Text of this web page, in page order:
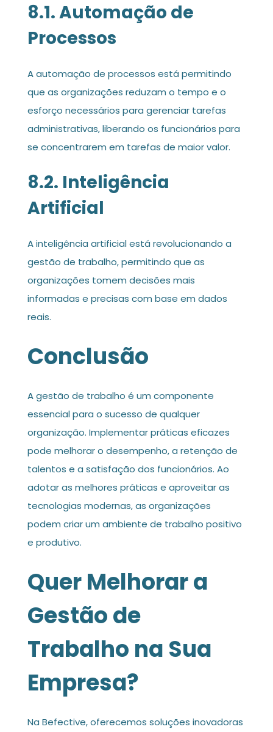
8.1. Automação de
Processos
A automação de processos está permitindo
que as organizações reduzam o tempo e o
esforço necessários para gerenciar tarefas
administrativas, liberando os funcionários para
se concentrarem em tarefas de maior valor.
8.2. Inteligência
Artificial
A inteligência artificial está revolucionando a
gestão de trabalho, permitindo que as
organizações tomem decisões mais
informadas e precisas com base em dados
reais.
Conclusão
A gestão de trabalho é um componente
essencial para o sucesso de qualquer
organização. Implementar práticas eficazes
pode melhorar o desempenho, a retenção de
talentos e a satisfação dos funcionários. Ao
adotar as melhores práticas e aproveitar as
tecnologias modernas, as organizações
podem criar um ambiente de trabalho positivo
e produtivo.
Quer Melhorar a
Gestão de
Trabalho na Sua
Empresa?
Na Befective, oferecemos soluções inovadoras